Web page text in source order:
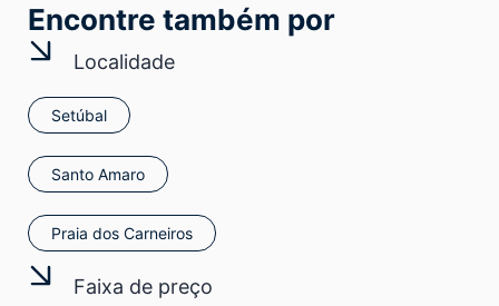
Encontre também por
Localidade
Setúbal
Santo Amaro
Praia dos Carneiros
Faixa de preço